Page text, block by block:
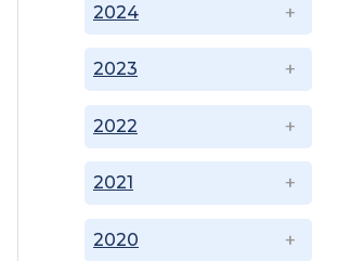
2020
2021
2022
2023
2024